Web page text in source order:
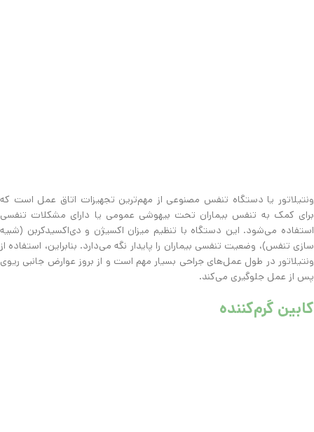
ونتیلاتور یا دستگاه تنفس مصنوعی از مهم‌ترین تجهیزات اتاق عمل است که
برای کمک به تنفس بیماران تحت بیهوشی عمومی یا دارای مشکلات تنفسی
استفاده می‌شود. این دستگاه با تنظیم میزان اکسیژن و دی‌اکسیدکربن (شبیه
سازی تنفس)، وضعیت تنفسی بیماران را پایدار نگه می‌دارد. بنابراین، استفاده از
ونتیلاتور در طول عمل‌های جراحی بسیار مهم است و از بروز عوارض جانبی ریوی
پس از عمل جلوگیری می‌کند.
کابین گرم‌کننده